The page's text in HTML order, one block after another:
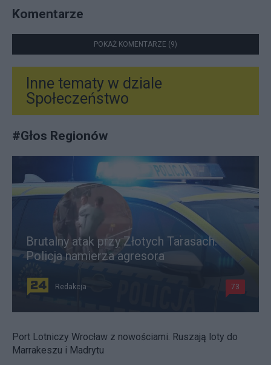
Komentarze
POKAŻ KOMENTARZE (9)
Inne tematy w dziale
Społeczeństwo
#Głos Regionów
Brutalny atak przy Złotych Tarasach.
Policja namierza agresora
Redakcja 73
Port Lotniczy Wrocław z nowościami. Ruszają loty do
Marrakeszu i Madrytu